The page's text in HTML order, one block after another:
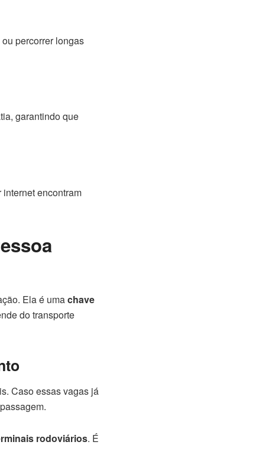
percorrer longas
garantindo que
encontram
Ela é umachave
do transporte
Caso essas vagas já
rodoviários. É